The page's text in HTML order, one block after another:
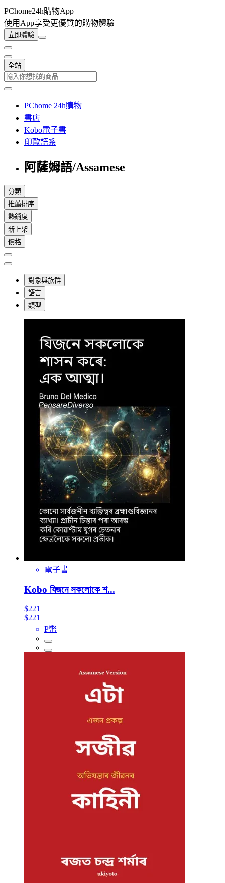
PChome24h購物App
使用App享受更優質的購物體驗
立即體驗
全站
PChome 24h購物
書店
Kobo電子書
印歐語系
阿薩姆語/Assamese
分類
推薦排序
熱銷度
新上架
價格
對象與族群
語言
類型
電子書
Kobo যিজনে সকলোকে শ...
$221
$221
P幣